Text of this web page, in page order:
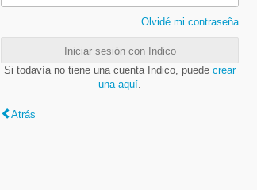
Olvidé mi contraseña
Iniciar sesión con Indico
Si todavía no tiene una cuenta Indico, puede crear
una aquí
Atrás